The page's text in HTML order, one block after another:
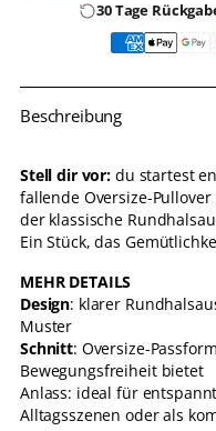
30 Tage
in
legen
Beschreibung
Stell dir vor: du startest
fallende Oversize-
der klassische
Ein Stück, das
MEHR DETAILS
Design: klarer
Muster
Schnitt: Oversize-
Bewegungsfreiheit bietet
Anlass: ideal für
Alltagsszenen oder als